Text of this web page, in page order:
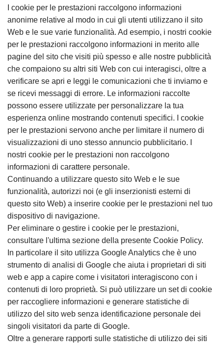
I cookie per le prestazioni raccolgono informazioni
anonime relative al modo in cui gli utenti utilizzano il sito
Web e le sue varie funzionalità. Ad esempio, i nostri cookie
per le prestazioni raccolgono informazioni in merito alle
pagine del sito che visiti più spesso e alle nostre pubblicità
che compaiono su altri siti Web con cui interagisci, oltre a
verificare se apri e leggi le comunicazioni che ti inviamo e
se ricevi messaggi di errore. Le informazioni raccolte
possono essere utilizzate per personalizzare la tua
esperienza online mostrando contenuti specifici. I cookie
per le prestazioni servono anche per limitare il numero di
visualizzazioni di uno stesso annuncio pubblicitario. I
nostri cookie per le prestazioni non raccolgono
informazioni di carattere personale.
Continuando a utilizzare questo sito Web e le sue
funzionalità, autorizzi noi (e gli inserzionisti esterni di
questo sito Web) a inserire cookie per le prestazioni nel tuo
dispositivo di navigazione.
Per eliminare o gestire i cookie per le prestazioni,
consultare l'ultima sezione della presente Cookie Policy.
In particolare il sito utilizza Google Analytics che è uno
strumento di analisi di Google che aiuta i proprietari di siti
web e app a capire come i visitatori interagiscono con i
contenuti di loro proprietà. Si può utilizzare un set di cookie
per raccogliere informazioni e generare statistiche di
utilizzo del sito web senza identificazione personale dei
singoli visitatori da parte di Google.
Oltre a generare rapporti sulle statistiche di utilizzo dei siti